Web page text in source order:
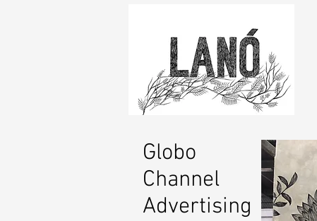
Globo
Channel
Advertising